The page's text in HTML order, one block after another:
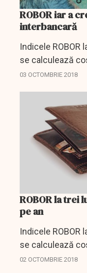
ROBOR iar a
interbancară
Indicele ROBOR
se calculează
lei cu dobânda
03 OCTOMBRIE 2018
ROBOR la trei
pe an
Indicele ROBOR
se calculează
lei cu dobânda
02 OCTOMBRIE 2018